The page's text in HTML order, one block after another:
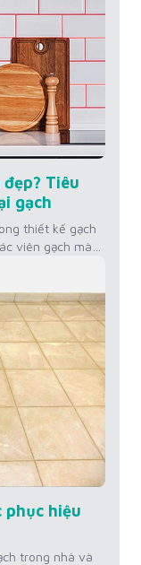
Tiêu
gạch
thiết kế gạch
viên gạch mà
Vậy đường ron
tiêu chuẩn
phục hiệu
trong nhà và